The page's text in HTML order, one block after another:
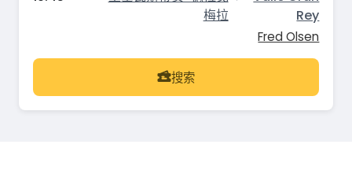
梅拉
Rey
Fred Olsen
搜索